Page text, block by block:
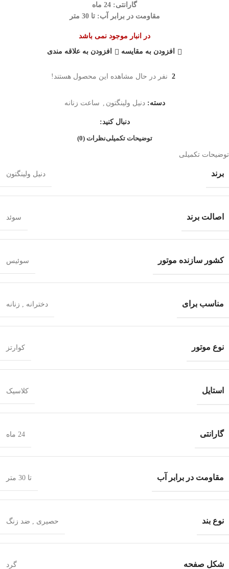
گارانتی: 24 ماه
مقاومت در برابر آب: تا 30 متر
در انبار موجود نمی باشد
افزودن به مقایسه افزودن به علاقه مندی
2 نفر در حال مشاهده این محصول هستند!
دسته: دنیل ولینگتون ساعت زنانه
دنبال کنید:
توضیحات تکمیلینظرات (0)
توضیحات تکمیلی
برند دنیل ولینگتون
اصالت برند سوئد
کشور سازنده موتور سوئیس
مناسب برای دخترانه زنانه
نوع موتور کوارتز
استایل کلاسیک
گارانتی 24 ماه
مقاومت در برابر آب تا 30 متر
نوع بند حصیری ضد زنگ
شکل صفحه گرد